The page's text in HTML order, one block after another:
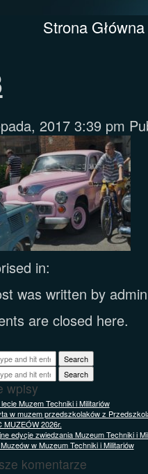
Strona Główna
2017 3:39 pm
in:
was written by admin
are closed here.
Search
Search
wpisy
Muzem Techniki i Militariów
w muzem przedszkolaków z
MUZEÓW 2026r.
edycje zwiedzania Muzeum Techniki i
w Muzeum Techniki i Militariów
komentarze